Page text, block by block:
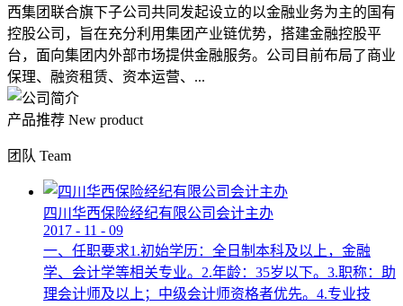
西集团联合旗下子公司共同发起设立的以金融业务为主的国有
控股公司，旨在充分利用集团产业链优势，搭建金融控股平
台，面向集团内外部市场提供金融服务。公司目前布局了商业
保理、融资租赁、资本运营、...
产品推荐 New product
团队 Team
四川华西保险经纪有限公司会计主办
2017 - 11 - 09
一、任职要求1.初始学历：全日制本科及以上，金融
学、会计学等相关专业。2.年龄：35岁以下。3.职称：助
理会计师及以上；中级会计师资格者优先。4.专业技